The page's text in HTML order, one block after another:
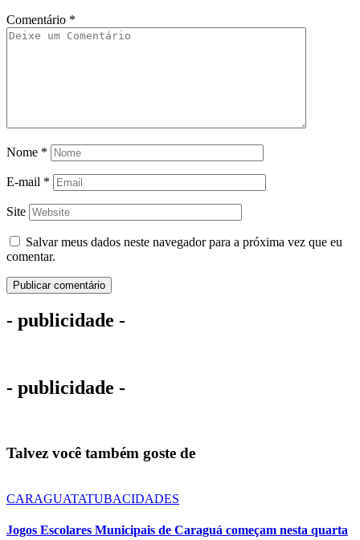
Comentário *
Nome *
E-mail *
Site
Salvar meus dados neste navegador para a próxima vez que eu
comentar.
- publicidade -
- publicidade -
Talvez você também goste de
CARAGUATATUBACIDADES
Jogos Escolares Municipais de Caraguá começam nesta quarta